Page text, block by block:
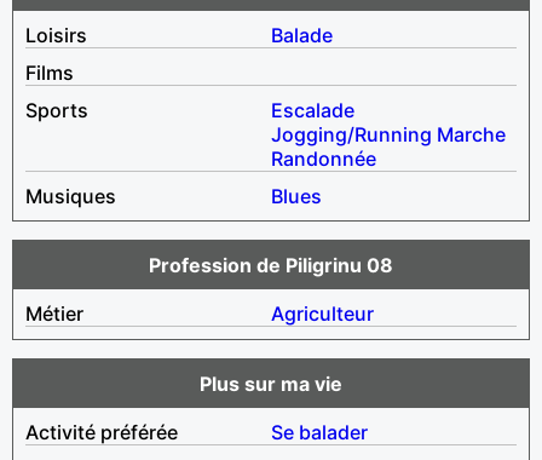
Loisirs
Balade
Films
Sports
Escalade
Jogging/Running Marche
Randonnée
Musiques
Blues
Profession de Piligrinu 08
Métier
Agriculteur
Plus sur ma vie
Activité préférée
Se balader